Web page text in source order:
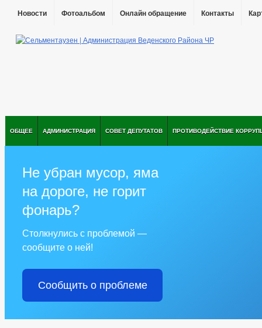
Новости Фотоальбом Онлайн обращение Контакты
ОБЩЕЕ АДМИНИСТРАЦИЯ СОВЕТ ДЕПУТАТОВ ПРОТИВОДЕЙСТВИЕ
Не убран мусор, яма
на дороге, не горит
фонарь?
Столкнулись с проблемой —
сообщите о ней!
Сообщить о проблеме